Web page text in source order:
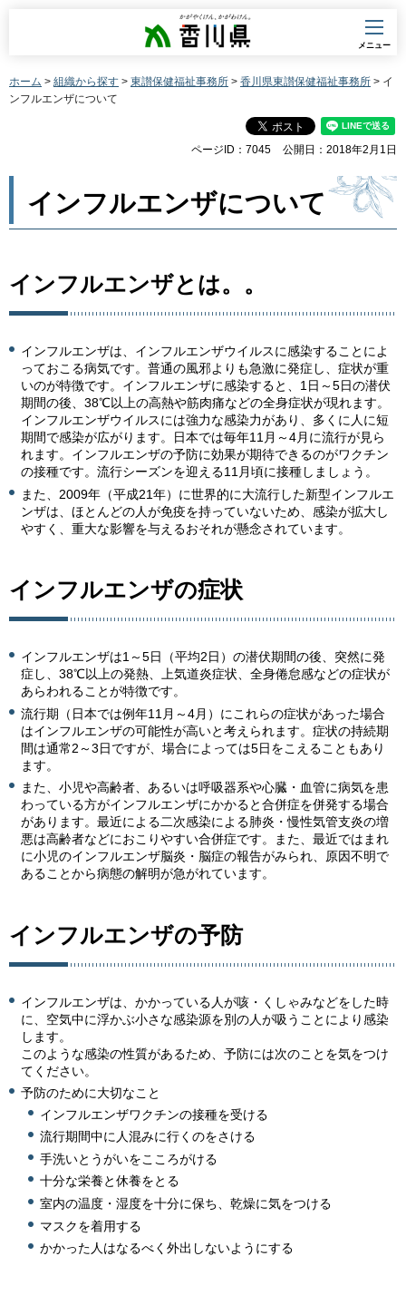
香川県
メニュー
ホーム > 組織から探す > 東讃保健福祉事務所 > 香川県東讃保健福祉事務所 > イ
ンフルエンザについて
ページID：7045 公開日：2018年2月1日
インフルエンザについて
インフルエンザとは。。
インフルエンザは、インフルエンザウイルスに感染することによ
っておこる病気です。普通の風邪よりも急激に発症し、症状が重
いのが特徴です。インフルエンザに感染すると、1日～5日の潜伏
期間の後、38℃以上の高熱や筋肉痛などの全身症状が現れます。
インフルエンザウイルスには強力な感染力があり、多くに人に短
期間で感染が広がります。日本では毎年11月～4月に流行が見ら
れます。インフルエンザの予防に効果が期待できるのがワクチン
の接種です。流行シーズンを迎える11月頃に接種しましょう。
また、2009年（平成21年）に世界的に大流行した新型インフルエ
ンザは、ほとんどの人が免疫を持っていないため、感染が拡大し
やすく、重大な影響を与えるおそれが懸念されています。
インフルエンザの症状
インフルエンザは1～5日（平均2日）の潜伏期間の後、突然に発
症し、38℃以上の発熱、上気道炎症状、全身倦怠感などの症状が
あらわれることが特徴です。
流行期（日本では例年11月～4月）にこれらの症状があった場合
はインフルエンザの可能性が高いと考えられます。症状の持続期
間は通常2～3日ですが、場合によっては5日をこえることもあり
ます。
また、小児や高齢者、あるいは呼吸器系や心臓・血管に病気を患
わっている方がインフルエンザにかかると合併症を併発する場合
があります。最近による二次感染による肺炎・慢性気管支炎の増
悪は高齢者などにおこりやすい合併症です。また、最近ではまれ
に小児のインフルエンザ脳炎・脳症の報告がみられ、原因不明で
あることから病態の解明が急がれています。
インフルエンザの予防
インフルエンザは、かかっている人が咳・くしゃみなどをした時
に、空気中に浮かぶ小さな感染源を別の人が吸うことにより感染
します。
このような感染の性質があるため、予防には次のことを気をつけ
てください。
予防のために大切なこと
インフルエンザワクチンの接種を受ける
流行期間中に人混みに行くのをさける
手洗いとうがいをこころがける
十分な栄養と休養をとる
室内の温度・湿度を十分に保ち、乾燥に気をつける
マスクを着用する
かかった人はなるべく外出しないようにする